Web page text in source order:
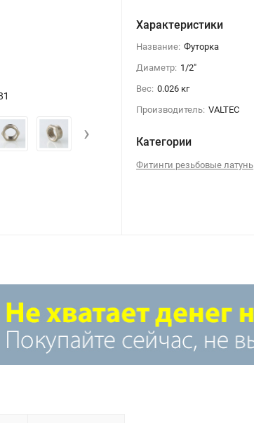
›
Характеристики
Название: Футорка
Диаметр: 1/2"
Вес: 0.026 кг
Производитель: VALTEC
Категории
Фитинги резьбовые латунь